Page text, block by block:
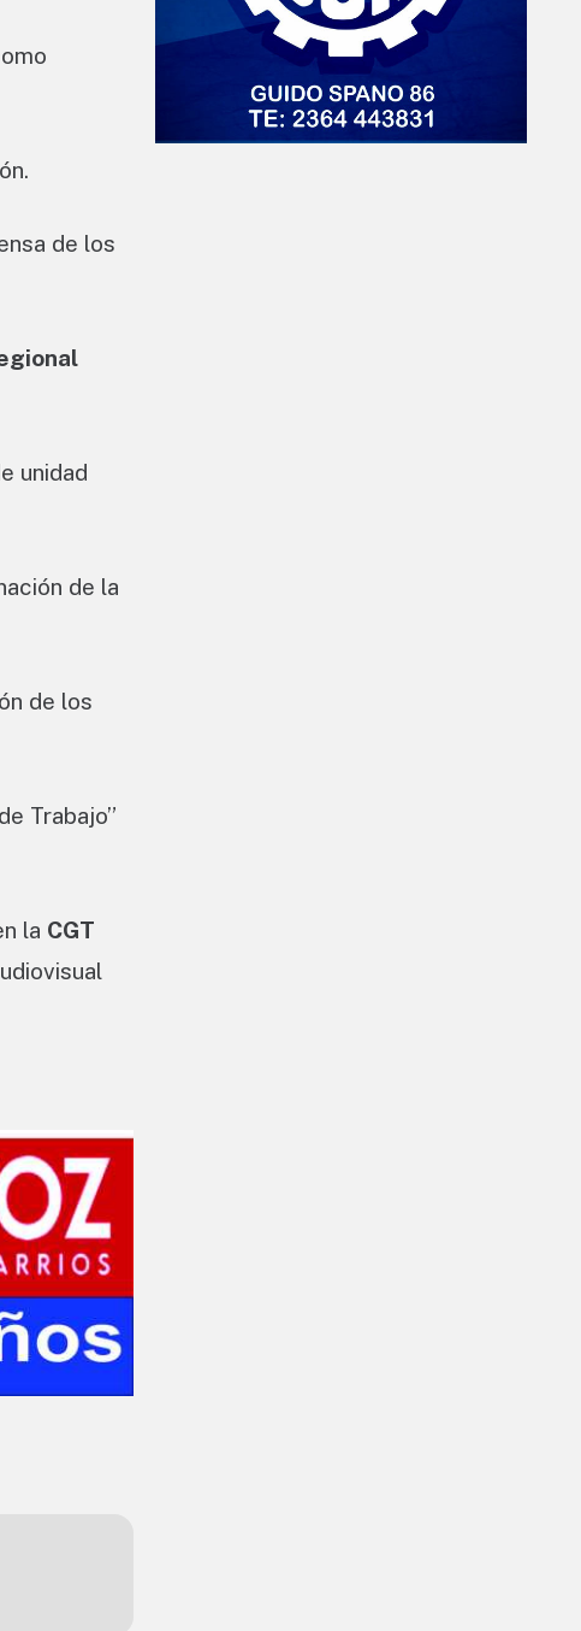
de los
unidad
de la
de los
Trabajo”
la CGT